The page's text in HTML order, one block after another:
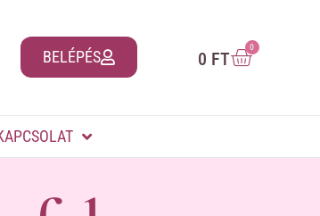
BELÉPÉS 0 FT
0